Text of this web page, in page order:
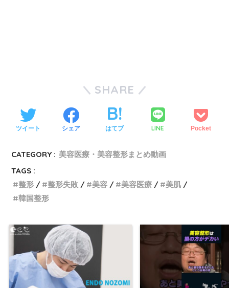
SHARE
ツイート シェア はてブ LINE Pocket
CATEGORY : 美容医療・美容整形まとめ動画
TAGS :
整形
整形失敗 美容 美容医療
美肌
韓国整形